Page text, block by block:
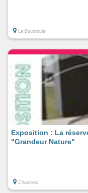
La Bourboule
Exposition : La
"Grandeur Nature"
Chastreix